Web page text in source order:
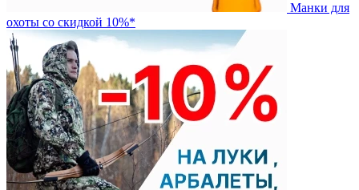
Манки для
охоты со скидкой 10%*